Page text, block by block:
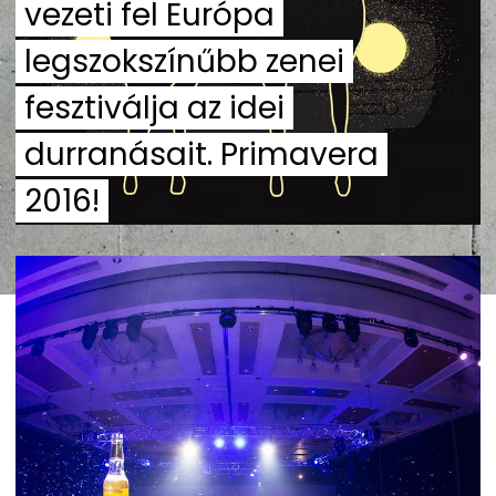
vezeti fel Európa
legszokszínűbb zenei
fesztiválja az idei
durranásait. Primavera
2016!